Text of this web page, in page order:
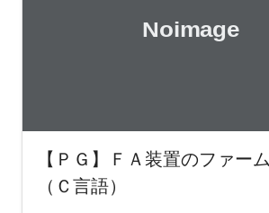
【ＰＧ】ＦＡ装置のファー
（Ｃ言語）